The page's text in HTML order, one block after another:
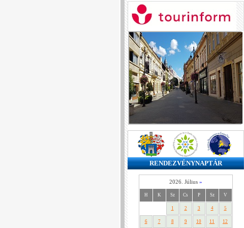
RENDEZVÉNYNAPTÁR
2026. Július »
H K Sz Cs P Sz V
1 2 3 4 5
6 7 8 9 10 11 12